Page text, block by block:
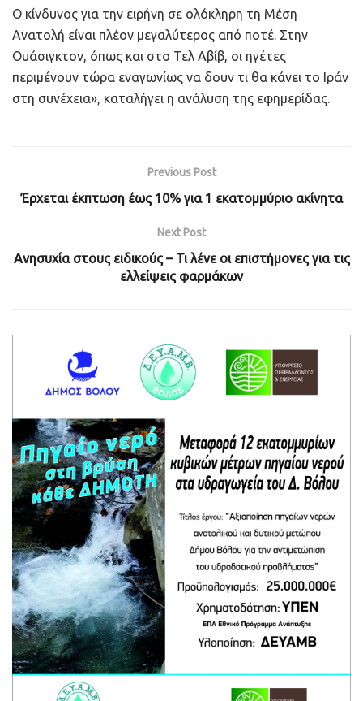
Ο κίνδυνος για την ειρήνη σε ολόκληρη τη Μέση
Ανατολή είναι πλέον μεγαλύτερος από ποτέ. Στην
Ουάσιγκτον, όπως και στο Τελ Αβίβ, οι ηγέτες
περιμένουν τώρα εναγωνίως να δουν τι θα κάνει το Ιράν
στη συνέχεια», καταλήγει η ανάλυση της εφημερίδας.
Previous Post
Έρχεται έκπτωση έως 10% για 1 εκατoμμύριο ακίνητα
Next Post
Ανησυχία στους ειδικούς – Τι λένε οι επιστήμονες για τις
ελλείψεις φαρμάκων